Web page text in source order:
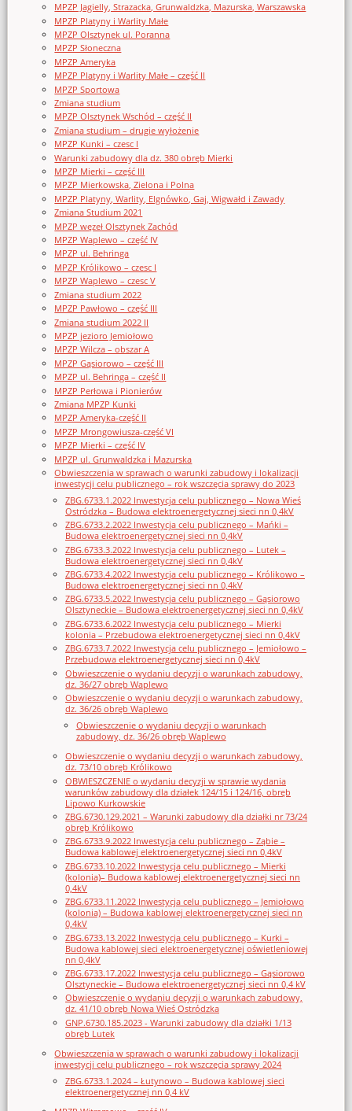
MPZP Jagielly, Strazacka, Grunwaldzka, Mazurska, Warszawska
MPZP Platyny i Warlity Małe
MPZP Olsztynek ul. Poranna
MPZP Słoneczna
MPZP Ameryka
MPZP Platyny i Warlity Małe – część II
MPZP Sportowa
Zmiana studium
MPZP Olsztynek Wschód – część II
Zmiana studium – drugie wyłożenie
MPZP Kunki – czesc I
Warunki zabudowy dla dz. 380 obręb Mierki
MPZP Mierki – część III
MPZP Mierkowska, Zielona i Polna
MPZP Platyny, Warlity, Elgnówko, Gaj, Wigwałd i Zawady
Zmiana Studium 2021
MPZP węzeł Olsztynek Zachód
MPZP Waplewo – część IV
MPZP ul. Behringa
MPZP Królikowo – czesc I
MPZP Waplewo – czesc V
Zmiana studium 2022
MPZP Pawłowo – część III
Zmiana studium 2022 II
MPZP jezioro Jemiołowo
MPZP Wilcza – obszar A
MPZP Gąsiorowo – część III
MPZP ul. Behringa – część II
MPZP Perłowa i Pionierów
Zmiana MPZP Kunki
MPZP Ameryka-część II
MPZP Mrongowiusza-część VI
MPZP Mierki – część IV
MPZP ul. Grunwaldzka i Mazurska
Obwieszczenia w sprawach o warunki zabudowy i lokalizacji
inwestycji celu publicznego – rok wszczęcia sprawy do 2023
ZBG.6733.1.2022 Inwestycja celu publicznego – Nowa Wieś
Ostródzka – Budowa elektroenergetycznej sieci nn 0,4kV
ZBG.6733.2.2022 Inwestycja celu publicznego – Mańki –
Budowa elektroenergetycznej sieci nn 0,4kV
ZBG.6733.3.2022 Inwestycja celu publicznego – Lutek –
Budowa elektroenergetycznej sieci nn 0,4kV
ZBG.6733.4.2022 Inwestycja celu publicznego – Królikowo –
Budowa elektroenergetycznej sieci nn 0,4kV
ZBG.6733.5.2022 Inwestycja celu publicznego – Gąsiorowo
Olsztyneckie – Budowa elektroenergetycznej sieci nn 0,4kV
ZBG.6733.6.2022 Inwestycja celu publicznego – Mierki
kolonia – Przebudowa elektroenergetycznej sieci nn 0,4kV
ZBG.6733.7.2022 Inwestycja celu publicznego – Jemiołowo –
Przebudowa elektroenergetycznej sieci nn 0,4kV
Obwieszczenie o wydaniu decyzji o warunkach zabudowy,
dz. 36/27 obręb Waplewo
Obwieszczenie o wydaniu decyzji o warunkach zabudowy,
dz. 36/26 obręb Waplewo
Obwieszczenie o wydaniu decyzji o warunkach
zabudowy, dz. 36/26 obręb Waplewo
Obwieszczenie o wydaniu decyzji o warunkach zabudowy,
dz. 73/10 obręb Królikowo
OBWIESZCZENIE o wydaniu decyzji w sprawie wydania
warunków zabudowy dla działek 124/15 i 124/16, obręb
Lipowo Kurkowskie
ZBG.6730.129.2021 – Warunki zabudowy dla działki nr 73/24
obręb Królikowo
ZBG.6733.9.2022 Inwestycja celu publicznego – Ząbie –
Budowa kablowej elektroenergetycznej sieci nn 0,4kV
ZBG.6733.10.2022 Inwestycja celu publicznego – Mierki
(kolonia)– Budowa kablowej elektroenergetycznej sieci nn
0,4kV
ZBG.6733.11.2022 Inwestycja celu publicznego – Jemiołowo
(kolonia) – Budowa kablowej elektroenergetycznej sieci nn
0,4kV
ZBG.6733.13.2022 Inwestycja celu publicznego – Kurki –
Budowa kablowej sieci elektroenergetycznej oświetleniowej
nn 0,4kV
ZBG.6733.17.2022 Inwestycja celu publicznego – Gąsiorowo
Olsztyneckie – Budowa elektroenergetycznej sieci nn 0,4 kV
Obwieszczenie o wydaniu decyzji o warunkach zabudowy,
dz. 41/10 obręb Nowa Wieś Ostródzka
GNP.6730.185.2023 - Warunki zabudowy dla działki 1/13
obręb Lutek
Obwieszczenia w sprawach o warunki zabudowy i lokalizacji
inwestycji celu publicznego – rok wszczęcia sprawy 2024
ZBG.6733.1.2024 – Łutynowo – Budowa kablowej sieci
elektroenergetycznej nn 0,4 kV